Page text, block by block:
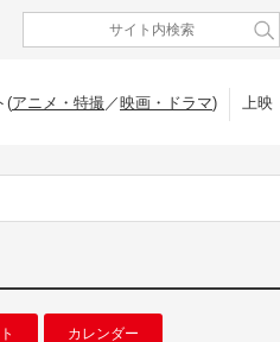
(アニメ・特撮／映画・ドラマ) 上映
カレンダー